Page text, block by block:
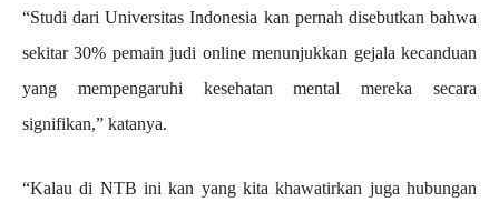
“Studi dari Universitas Indonesia kan pernah disebutkan bahwa
sekitar 30% pemain judi online menunjukkan gejala kecanduan
yang mempengaruhi kesehatan mental mereka secara
signifikan,” katanya.
“Kalau di NTB ini kan yang kita khawatirkan juga hubungan